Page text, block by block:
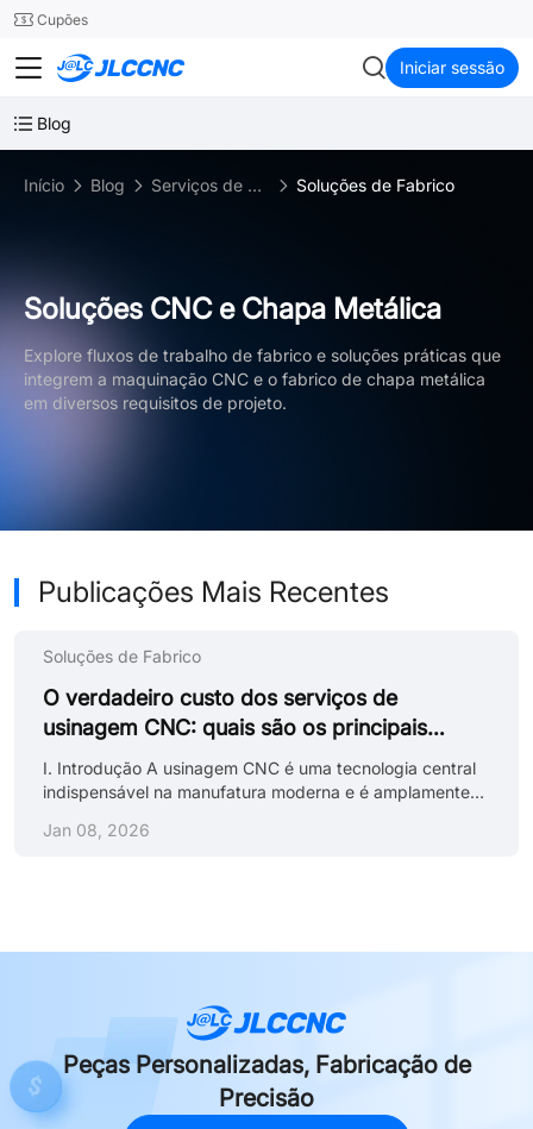
24SMTCupões
JLCCNC Iniciar sessão
Blog
Início Blog Serviços de Fabricação Soluções de Fabrico
Soluções CNC e Chapa Metálica
Explore fluxos de trabalho de fabrico e soluções práticas que
integrem a maquinação CNC e o fabrico de chapa metálica
em diversos requisitos de projeto.
Publicações Mais Recentes
Soluções de Fabrico
O verdadeiro custo dos serviços de
usinagem CNC: quais são os principais
fatores que afetam o preço
I. Introdução A usinagem CNC é uma tecnologia central
indispensável na manufatura moderna e é amplamente
automotivo, dispositivos médicos e eletrônica. À medida
artigo fornecerá uma análise aprofundada dos principais
Jan 08, 2026
Peças Personalizadas, Fabricação de
Precisão